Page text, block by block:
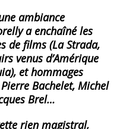
ambiance
a enchaîné les
de films (La Strada,
venus d’Amérique
et hommages
Bachelet, Michel
Brel…
rien magistral,